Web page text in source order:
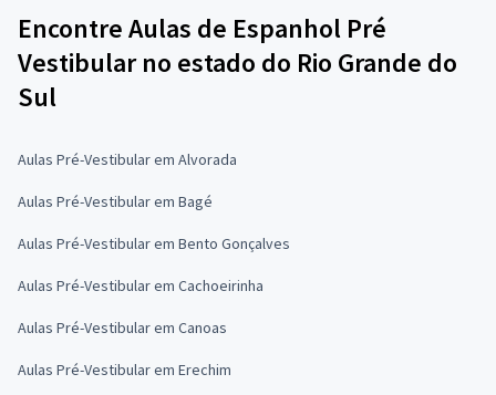
Encontre Aulas de Espanhol Pré
Vestibular no estado do Rio Grande do
Sul
Aulas Pré-Vestibular em Alvorada
Aulas Pré-Vestibular em Bagé
Aulas Pré-Vestibular em Bento Gonçalves
Aulas Pré-Vestibular em Cachoeirinha
Aulas Pré-Vestibular em Canoas
Aulas Pré-Vestibular em Erechim